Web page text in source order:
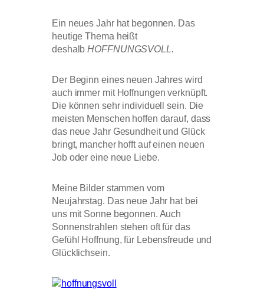
Ein neues Jahr hat begonnen. Das
heutige Thema heißt
deshalbHOFFNUNGSVOLL.
Der Beginn eines neuen Jahres wird
auch immer mit Hoffnungen verknüpft.
Die können sehr individuell sein. Die
meisten Menschen hoffen darauf, dass
das neue Jahr Gesundheit und Glück
bringt, mancher hofft auf einen neuen
Job oder eine neue Liebe.
Meine Bilder stammen vom
Neujahrstag. Das neue Jahr hat bei
uns mit Sonne begonnen. Auch
Sonnenstrahlen stehen oft für das
Gefühl Hoffnung, für Lebensfreude und
Glücklichsein.